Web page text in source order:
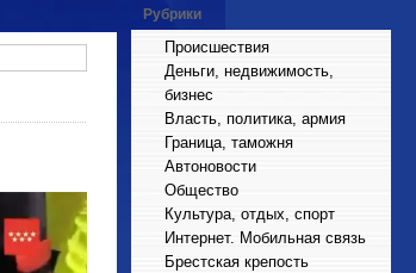
Рубрики
Происшествия
Деньги, недвижимость,
бизнес
Власть, политика, армия
Граница, таможня
Автоновости
Общество
Культура, отдых, спорт
Интернет. Мобильная связь
Брестская крепость